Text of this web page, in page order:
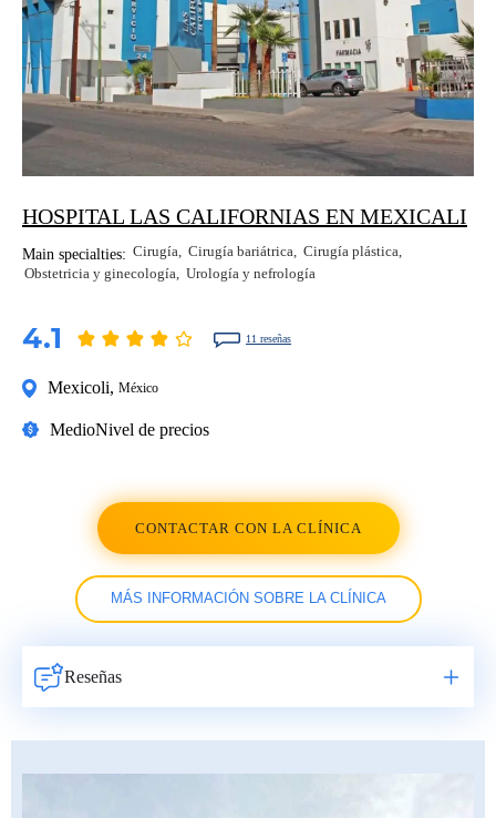
HOSPITAL LAS CALIFORNIAS EN MEXICALI
Main specialties: Cirugía Cirugía bariátrica Cirugía plástica
Obstetricia y ginecología Urología y nefrología
4.1 11 reseñas
Mexicoli, México
MedioNivel de precios
CONTACTAR CON LA CLÍNICA
MÁS INFORMACIÓN SOBRE LA CLÍNICA
Reseñas